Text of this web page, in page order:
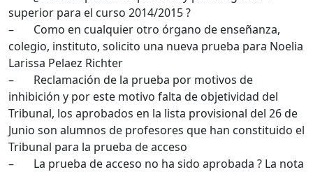
superior para el curso 2014/2015 ?
– Como en cualquier otro órgano de enseñanza,
colegio, instituto, solicito una nueva prueba para Noelia
Larissa Pelaez Richter
– Reclamación de la prueba por motivos de
inhibición y por este motivo falta de objetividad del
Tribunal, los aprobados en la lista provisional del 26 de
Junio son alumnos de profesores que han constituido el
Tribunal para la prueba de acceso
– La prueba de acceso no ha sido aprobada ? La nota